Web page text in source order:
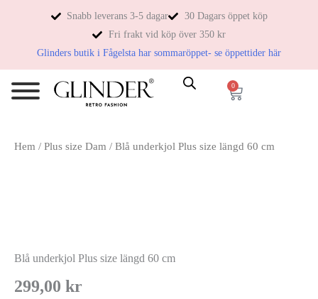
Snabb leverans 3-5 dagar
30 Dagars öppet köp
Fri frakt vid köp över 350 kr
Glinders butik i Fågelsta har sommaröppet- se öppettider här
0
Hem / Plus size Dam / Blå underkjol Plus size längd 60 cm
Blå underkjol Plus size längd 60 cm
299,00 kr